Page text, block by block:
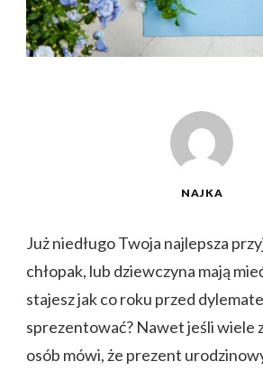
NAJKA
Już niedługo Twoja najlepsza
chłopak, lub dziewczyna mają
stajesz jak co roku przed
sprezentować? Nawet jeśli wiele
osób mówi, że prezent